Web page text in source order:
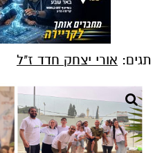
תגים: אורי יצחק חדד ז"ל